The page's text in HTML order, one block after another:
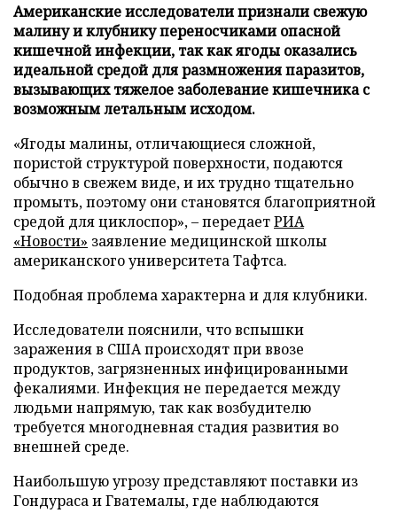
Американские исследователи признали свежую
малину и клубнику переносчиками опасной
кишечной инфекции, так как ягоды оказались
идеальной средой для размножения паразитов,
вызывающих тяжелое заболевание кишечника с
возможным летальным исходом.
«Ягоды малины, отличающиеся сложной,
пористой структурой поверхности, подаются
обычно в свежем виде, и их трудно тщательно
промыть, поэтому они становятся благоприятной
средой для циклоспор», – передаетРИА
«Новости» заявление медицинской школы
американского университета Тафтса.
Подобная проблема характерна и для клубники.
Исследователи пояснили, что вспышки
заражения в США происходят при ввозе
продуктов, загрязненных инфицированными
фекалиями. Инфекция не передается между
людьми напрямую, так как возбудителю
требуется многодневная стадия развития во
внешней среде.
Наибольшую угрозу представляют поставки из
Гондураса и Гватемалы, где наблюдаются